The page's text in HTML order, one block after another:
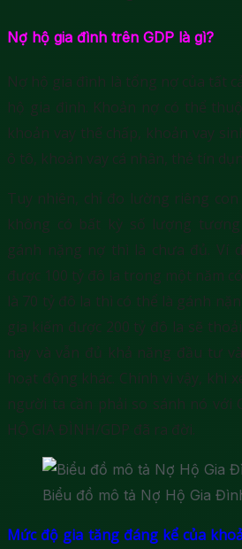
Nợ hộ gia đình trên GDP là gì?
Nợ hộ gia đình là tổng nợ của tất
hộ gia đình. Khoản nợ có thể
khoản vay thế chấp, khoản vay
ô tô, khoản vay cá nhân, thẻ tín
Tuy nhiên, chỉ đo lường riêng
không có bất kỳ số lượng
gánh nặng nợ thì là chưa đủ. Ví
được 100 tỷ đô la trong một năm
là 70 tỷ đô la thì có thể là gánh
gia kiếm được 200 tỷ đô la sẽ
này và vẫn đủ khả năng đầu tư
hoạt động khác. Chính vì vậy, khi
người ta cần phải so sánh nó với
HỘ GIA ĐÌNH/GDP đã ra đời.
Biểu đồ mô tả Nợ Hộ Gia
Mức độ gia tăng đáng kể của